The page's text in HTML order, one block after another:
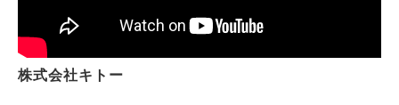
株式会社キトー